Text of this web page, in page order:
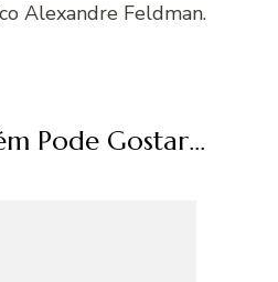
Alexandre Feldman.
Pode Gostar...